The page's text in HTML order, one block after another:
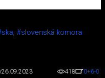
#slovenská komora
26.09.2023 418 0+6-0